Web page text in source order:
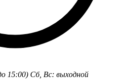
15:00) Сб, Вс: выходной